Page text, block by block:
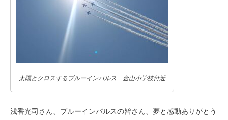
太陽とクロスするブルーインパルス 金山小学校付近
浅香光司さん、ブルーインパルスの皆さん、夢と感動ありがとう